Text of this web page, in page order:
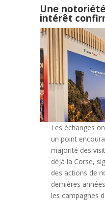
Une
intérêt
Les échanges
un point
majorité des
déjà la Corse,
des actions de
dernières
les campagnes